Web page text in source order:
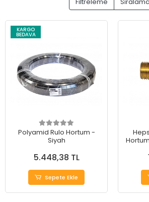
KARGO
BEDAVA
Polyamid Rulo Hortum -
Siyah
5.448,38 TL
Sepete Ekle